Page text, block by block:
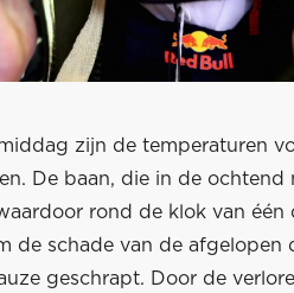
zijn de temperaturen
De baan, die in de
rond de klok van één
de schade van de afgelopen
geschrapt. Door de